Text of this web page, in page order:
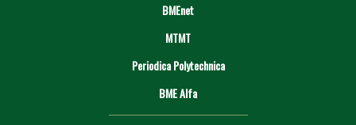
BMEnet
MTMT
Periodica Polytechnica
BME Alfa